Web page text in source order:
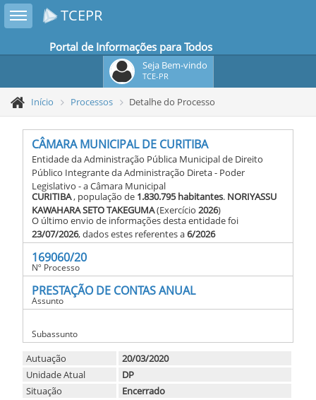
Toggle sidebar TCEPR
Portal de Informações para Todos
Seja Bem-vindo
TCE-PR
Início Processos Detalhe do Processo
CÂMARA MUNICIPAL DE CURITIBA
Entidade da Administração Pública Municipal de Direito
Público Integrante da Administração Direta - Poder
Legislativo - a Câmara Municipal
CURITIBA, população de 1.830.795 habitantes. NORIYASSU
KAWAHARA SETO TAKEGUMA(Exercício 2026)
O último envio de informações desta entidade foi
23/07/2026, dados estes referentes a6/2026
169060/20
Nº Processo
PRESTAÇÃO DE CONTAS ANUAL
Assunto
Subassunto
Autuação
20/03/2020
Unidade Atual
DP
Situação
Encerrado